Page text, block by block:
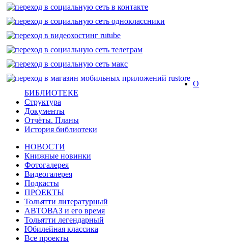
О
БИБЛИОТЕКЕ
Структура
Документы
Отчёты. Планы
История библиотеки
НОВОСТИ
Книжные новинки
Фотогалерея
Видеогалерея
Подкасты
ПРОЕКТЫ
Тольятти литературный
АВТОВАЗ и его время
Тольятти легендарный
Юбилейная классика
Все проекты